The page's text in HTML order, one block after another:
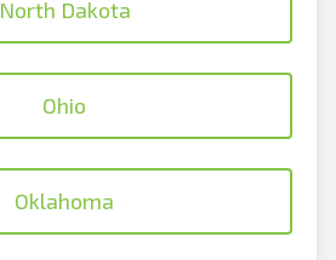
North Dakota
Ohio
Oklahoma